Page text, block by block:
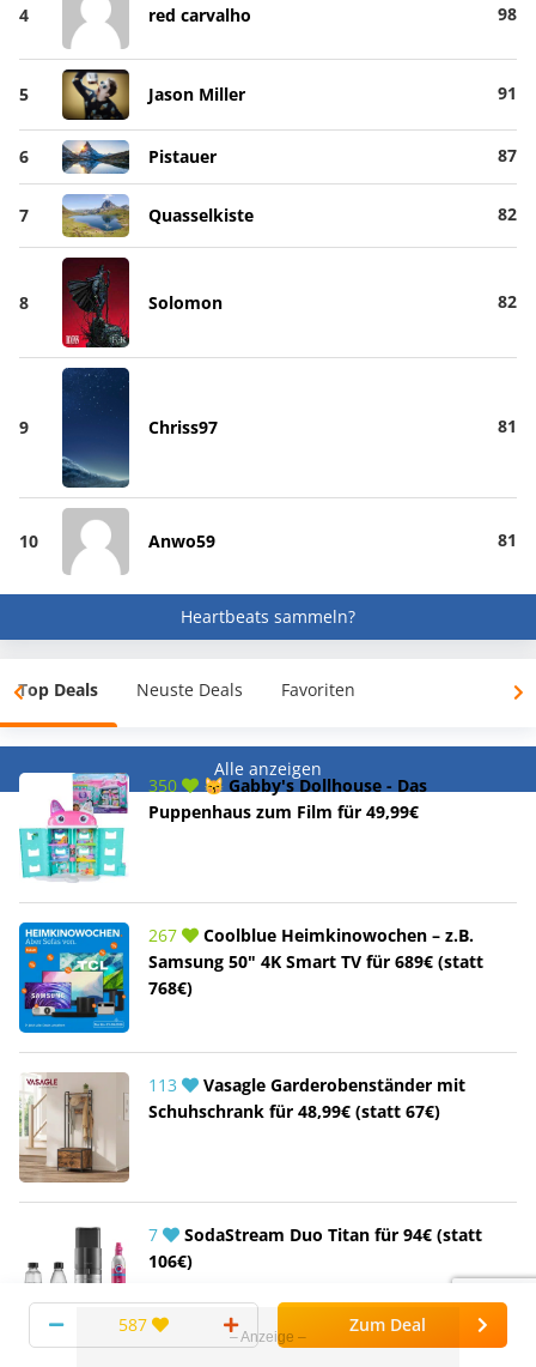
4 red carvalho 98
5 Jason Miller 91
6 Pistauer 87
7 Quasselkiste 82
8 Solomon 82
9 Chriss97 81
10 Anwo59 81
Heartbeats sammeln?
Top Deals Neuste Deals Favoriten
Alle anzeigen
350
😽 Gabby's Dollhouse - Das
Puppenhaus zum Film für 49,99€
267
Coolblue Heimkinowochen – z.B.
Samsung 50" 4K Smart TV für 689€ (statt
768€)
113
Vasagle Garderobenständer mit
Schuhschrank für 48,99€ (statt 67€)
7
SodaStream Duo Titan für 94€ (statt
106€)
587 Zum Deal